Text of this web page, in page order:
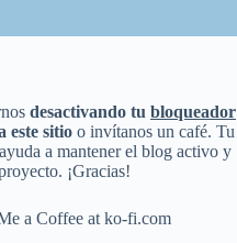
desactivando tubloqueador
este sitio o invítanos un café. Tu
a mantener el blog activo y
¡Gracias!